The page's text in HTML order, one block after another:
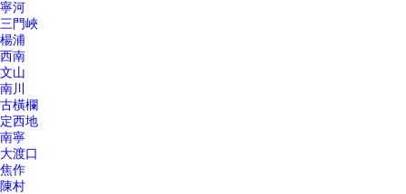
寧河
三門峽
楊浦
西南
文山
南川
古橫欄
定西地
南寧
大渡口
焦作
陳村